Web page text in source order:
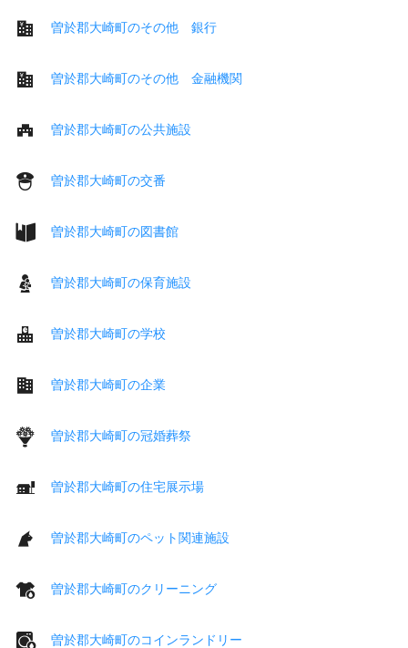
曽於郡大崎町のその他 銀行
曽於郡大崎町のその他 金融機関
曽於郡大崎町の公共施設
曽於郡大崎町の交番
曽於郡大崎町の図書館
曽於郡大崎町の保育施設
曽於郡大崎町の学校
曽於郡大崎町の企業
曽於郡大崎町の冠婚葬祭
曽於郡大崎町の住宅展示場
曽於郡大崎町のペット関連施設
曽於郡大崎町のクリーニング
曽於郡大崎町のコインランドリー